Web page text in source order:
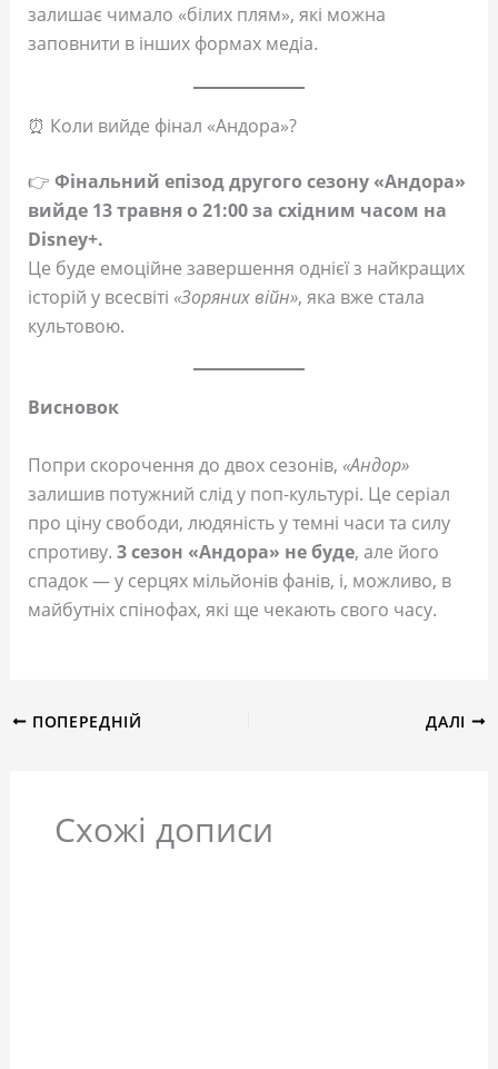
залишає чимало «білих плям», які можна
заповнити в інших формах медіа.
⏰ Коли вийде фінал «Андора»?
👉 Фінальний епізод другого сезону «Андора»
вийде 13 травня о 21:00 за східним часом на
Disney+.
Це буде емоційне завершення однієї з найкращих
історій у всесвіті «Зоряних війн», яка вже стала
культовою.
Висновок
Попри скорочення до двох сезонів, «Андор»
залишив потужний слід у поп-культурі. Це серіал
про ціну свободи, людяність у темні часи та силу
спротиву. 3 сезон «Андора» не буде, але його
спадок — у серцях мільйонів фанів, і, можливо, в
майбутніх спінофах, які ще чекають свого часу.
ПОПЕРЕДНІЙ ДАЛІ
Схожі дописи